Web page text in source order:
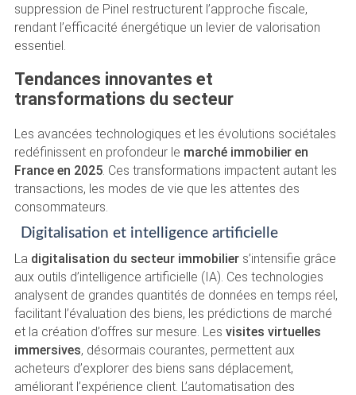
suppression de Pinel restructurent l’approche fiscale,
rendant l’efficacité énergétique un levier de valorisation
essentiel.
Tendances innovantes et
transformations du secteur
Les avancées technologiques et les évolutions sociétales
redéfinissent en profondeur le marché immobilier en
France en 2025. Ces transformations impactent autant les
transactions, les modes de vie que les attentes des
consommateurs.
Digitalisation et intelligence artificielle
La digitalisation du secteur immobiliers’intensifie grâce
aux outils d’intelligence artificielle (IA). Ces technologies
analysent de grandes quantités de données en temps réel,
facilitant l’évaluation des biens, les prédictions de marché
et la création d’offres sur mesure. Les visites virtuelles
immersives, désormais courantes, permettent aux
acheteurs d’explorer des biens sans déplacement,
améliorant l’expérience client. L’automatisation des